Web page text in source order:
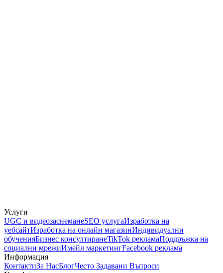
Услуги
UGC и видеозаснеманеSEO услугаИзработка на
уебсайтИзработка на онлайн магазинИндивидуални
обученияБизнес консултиранеTikTok рекламаПоддръжка на
социални мрежиИмейл маркетингFacebook реклама
Информация
КонтактиЗа НасБлогЧесто Задавани Въпроси